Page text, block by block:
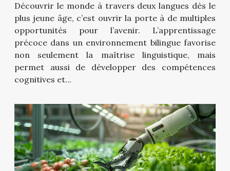
Découvrir le monde à travers deux langues dès le
plus jeune âge, c’est ouvrir la porte à de multiples
opportunités pour l’avenir. L’apprentissage
précoce dans un environnement bilingue favorise
non seulement la maîtrise linguistique, mais
permet aussi de développer des compétences
cognitives et...